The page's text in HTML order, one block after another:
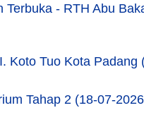
- RTH Abu
Koto Tuo Kota Padang
Tahap 2 (18-07-